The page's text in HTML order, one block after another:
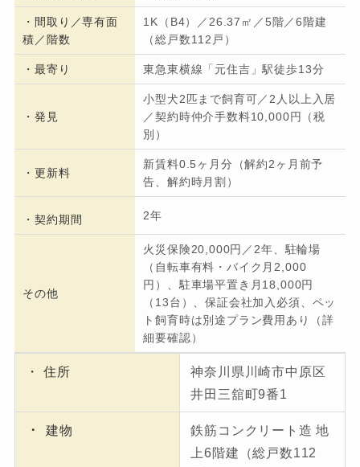
・間取り／専有面
積／階数
1K（B4）／26.37㎡／5階／6階建
（総戸数112戸）
・最寄り 東急東横線「元住吉」駅徒歩13分
・発見
小型犬2匹まで飼育可／2人以上入居
／契約時仲介手数料10,000円（税
別）
・更新料
新賃料0.5ヶ月分（解約2ヶ月前予
告、解約時月割）
・契約期間 2年
その他
火災保険20,000円／2年、駐輪場
（自転車有料・バイク月2,000
円）、駐車場平置き月18,000円
（13台）、保証会社加入必須、ペッ
ト飼育時は別途プラン費用あり（詳
細要確認）
・ 住所
神奈川県川崎市中原区
井田三舘町9番1
・ 建物
鉄筋コンクリート造 地
上6階建（総戸数112